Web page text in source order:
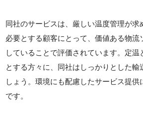
同社のサービスは、厳しい温度管理が求
必要とする顧客にとって、価値ある物流
していることで評価されています。定
とする方々に、同社はしっかりとした輸
しょう。環境にも配慮したサービス提
です。